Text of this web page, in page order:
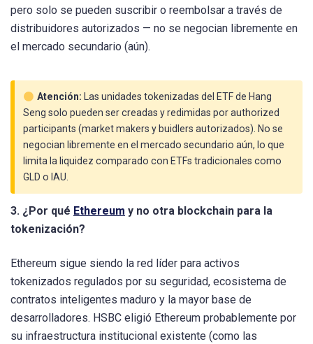
pero solo se pueden suscribir o reembolsar a través de
distribuidores autorizados — no se negocian libremente en
el mercado secundario (aún).
Atención: Las unidades tokenizadas del ETF de Hang
Seng solo pueden ser creadas y redimidas por authorized
participants (market makers y buidlers autorizados). No se
negocian libremente en el mercado secundario aún, lo que
limita la liquidez comparado con ETFs tradicionales como
GLD o IAU.
3. ¿Por qué Ethereum y no otra blockchain para la
tokenización?
Ethereum sigue siendo la red líder para activos
tokenizados regulados por su seguridad, ecosistema de
contratos inteligentes maduro y la mayor base de
desarrolladores. HSBC eligió Ethereum probablemente por
su infraestructura institucional existente (como las